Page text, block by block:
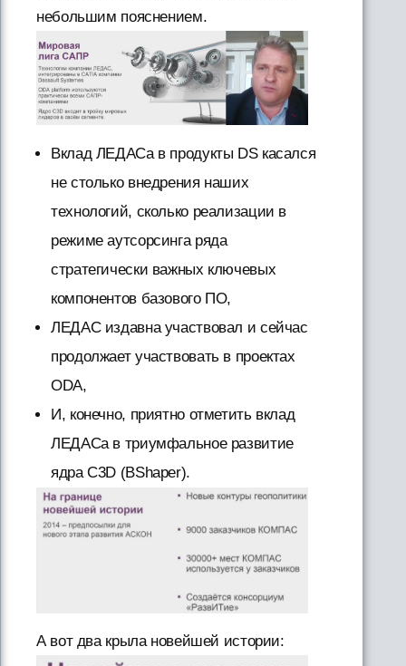
небольшим пояснением.
Вклад ЛЕДАСа в продукты DS касался
не столько внедрения наших
технологий, сколько реализации в
режиме аутсорсинга ряда
стратегически важных ключевых
компонентов базового ПО,
ЛЕДАС издавна участвовал и сейчас
продолжает участвовать в проектах
ODA,
И, конечно, приятно отметить вклад
ЛЕДАСа в триумфальное развитие
ядра C3D (BShaper).
А вот два крыла новейшей истории: